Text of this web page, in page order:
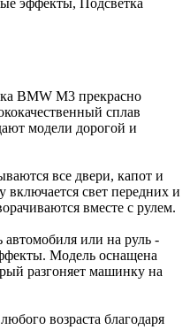
BMW M3 прекрасно
сплав
модели дорогой и
все двери, капот и
свет передних и
вместе с рулем.
или на руль -
Модель оснащена
разгоняет машинку на
возраста благодаря